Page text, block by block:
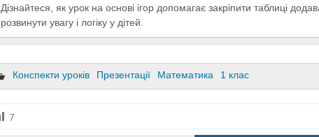
Дізнайтеся, як урок на основі ігор допомагає закріпити таблиці
розвинути увагу і логіку у дітей.
Конспекти уроків Презентації Математика 1 клас
7